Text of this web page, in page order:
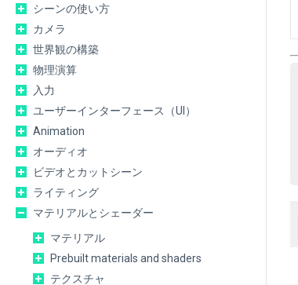
シーンの使い方
カメラ
世界観の構築
物理演算
入力
ユーザーインターフェース（UI）
Animation
オーディオ
ビデオとカットシーン
ライティング
マテリアルとシェーダー
マテリアル
Prebuilt materials and shaders
テクスチャ